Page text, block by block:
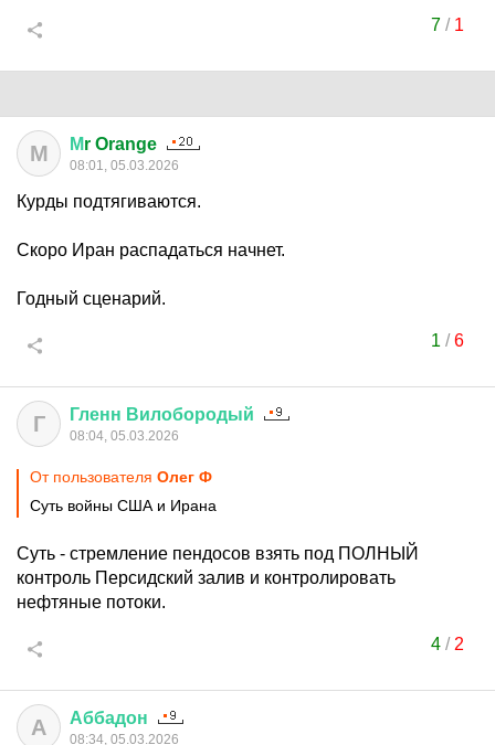
7/ 1
М Мr Orange
08:01, 05.03.2026
Курды подтягиваются.
Скоро Иран распадаться начнет.
Годный сценарий.
1 /6
Г Гленн Вилобородый
08:04, 05.03.2026
От пользователя Олег Ф
Суть войны США и Ирана
Суть - стремление пендосов взять под ПОЛНЫЙ
контроль Персидский залив и контролировать
нефтяные потоки.
4/ 2
А Аббадон
08:34, 05.03.2026